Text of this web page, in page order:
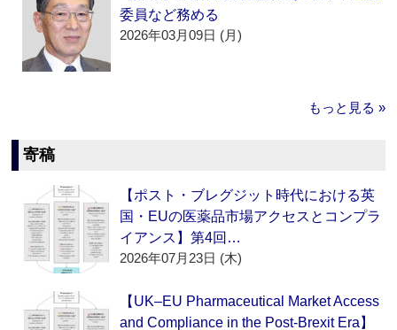
委員など務める
2026年03月09日 (月)
もっと見る »
寄稿
【ポスト・ブレグジット時代における英
国・EUの医薬品市場アクセスとコンプラ
イアンス】第4回…
2026年07月23日 (木)
【UK–EU Pharmaceutical Market Access
and Compliance in the Post-Brexit Era】